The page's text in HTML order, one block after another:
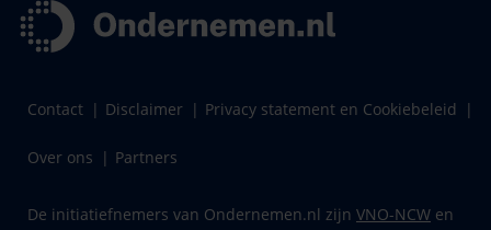
Contact Disclaimer Privacy statement en Cookiebeleid
Over ons Partners
De initiatiefnemers van Ondernemen.nl zijn VNO-NCW en